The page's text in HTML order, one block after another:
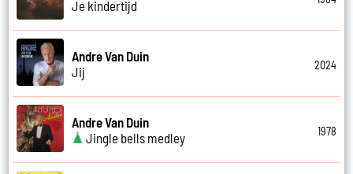
Je kindertijd
Andre Van Duin
Jij
2024
Andre Van Duin
Jingle bells medley
1978